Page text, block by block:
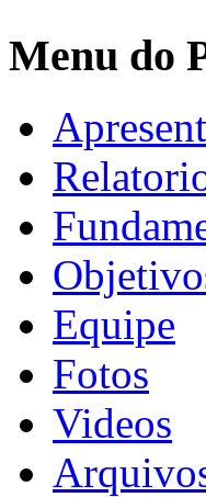
Menu do
Equipe
Fotos
Videos